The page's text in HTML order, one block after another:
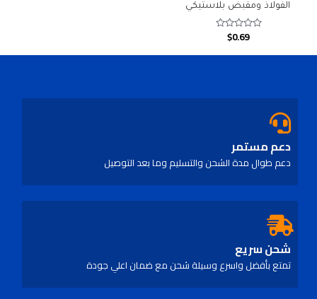
الفولاذ ومقبض بلاستيكي
Rated
$0.69
دعم مستمر
دعم طوال مدة الشحن والتسليم وما بعد التوصيل
شحن سريع
تمتع بأفضل واسرع وسيلة شحن مع ضمان اعلي جودة